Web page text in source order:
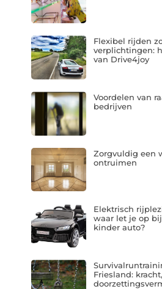
Flexibel rijden
verplichtingen:
van Drive4joy
Voordelen van
bedrijven
Zorgvuldig een
ontruimen
Elektrisch
waar let je op
kinder auto?
Friesland: